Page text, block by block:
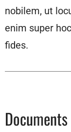
nobilem, ut
enim super
fides.